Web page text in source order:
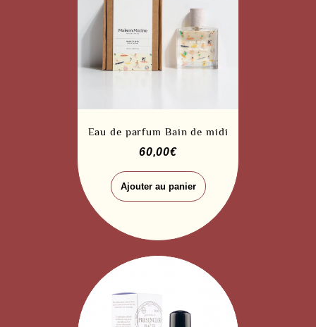
Eau de parfum Bain de midi
60,00€
Ajouter au panier